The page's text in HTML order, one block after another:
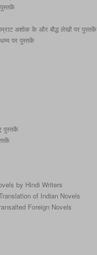
अशोक के और बौद्ध लेखों पर पुस्तकें
धम्म पर पुस्तकें
पुस्तकें
by Hindi Writers
Translation of Indian Novels
Foreign Novels